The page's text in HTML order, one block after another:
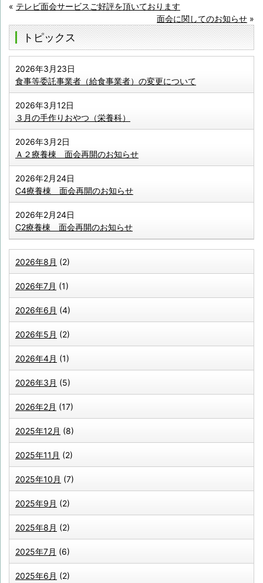
トピックス
2026年3月23日
食事等委託事業者（給食事業者）の変更について
2026年3月12日
３月の手作りおやつ（栄養科）
2026年3月2日
Ａ２療養棟 面会再開のお知らせ
2026年2月24日
C4療養棟 面会再開のお知らせ
2026年2月24日
C2療養棟 面会再開のお知らせ
2026年8月 (2)
2026年7月 (1)
2026年6月 (4)
2026年5月 (2)
2026年4月 (1)
2026年3月 (5)
2026年2月 (17)
2025年12月 (8)
2025年11月 (2)
2025年10月 (7)
2025年9月 (2)
2025年8月 (2)
2025年7月 (6)
2025年6月 (2)
« テレビ面会サービスご好評を頂いております
面会に関してのお知らせ »